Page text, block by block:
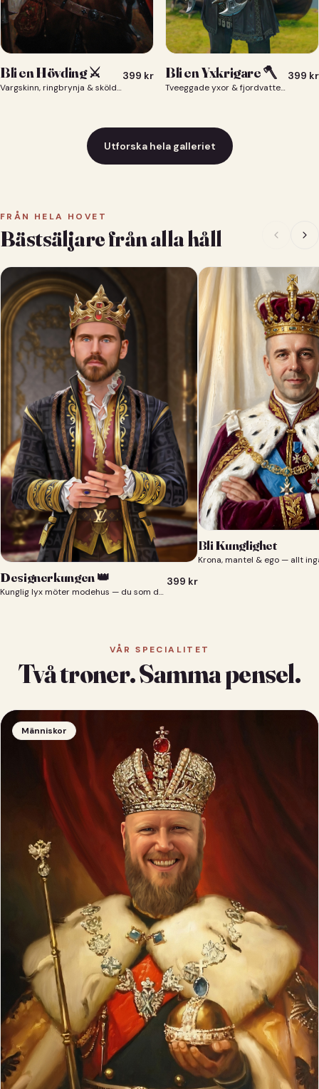
Bli en Hövding ⚔️
Vargskinn, ringbrynja & sköld — du som nordisk krigsherre ⚔️
399 kr Bli en Yxkrigare 🪓
Tveeggade yxor & fjordvatten bakom dig 🪓
399 kr
Utforska hela galleriet
FRÅN HELA HOVET
Bästsäljare från alla håll
Designerkungen 👑
Kunglig lyx möter modehus — du som designerkung 👑
399 kr
Bli Kunglighet
Krona, mantel & ego — allt
VÅR SPECIALITET
Två troner. Samma pensel.
Människor